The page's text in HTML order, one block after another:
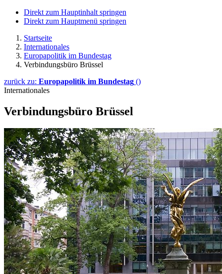
Direkt zum Hauptinhalt springen
Direkt zum Hauptmenü springen
Startseite
Internationales
Europapolitik im Bundestag
Verbindungsbüro Brüssel
zurück zu: Europapolitik im Bundestag ()
Internationales
Verbindungsbüro Brüssel